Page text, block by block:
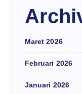
Maret 2026
Februari 2026
Januari 2026